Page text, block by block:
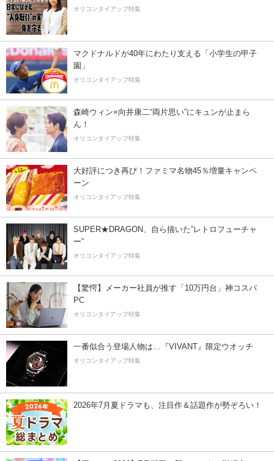
オリコンタイアップ特集
マクドナルドが40年にわたり支える「小学生の甲子
園」
オリコンタイアップ特集
森崎ウィン×向井康二“両片思い”にキュンが止まら
ん！
オリコンタイアップ特集
大好評につき再び！ファミマ名物45％増量キャンペ
ーン
オリコンタイアップ特集
SUPER★DRAGON、自ら描いた”レトロフューチャ
ー”
オリコンタイアップ特集
【驚愕】メーカー社員が推す「10万円台」神コスパ
PC
オリコンタイアップ特集
一番似合う登場人物は…『VIVANT』限定ウオッチ
オリコンタイアップ特集
2026年7月夏ドラマも、注目作＆話題作が勢ぞろい！